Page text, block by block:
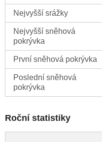
Nejvyšší srážky
Nejvyšší sněhová
pokrývka
První sněhová pokrývka
Poslední sněhová
pokrývka
Roční statistiky